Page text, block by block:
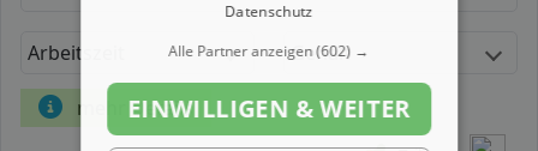
Arbeitszeit Gehalt
mehr Details
Datenschutz
Alle Partner anzeigen(602) →
EINWILLIGEN & WEITER